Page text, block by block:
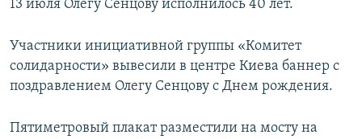
13 июля Олегу Сенцову исполнилось 40 лет.
Участники инициативной группы «Комитет
солидарности» вывесили в центре Киева баннер с
поздравлением Олегу Сенцову с Днем рождения.
Пятиметровый плакат разместили на мосту на